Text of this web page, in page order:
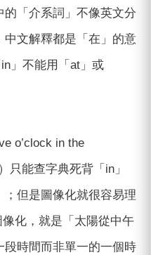
「介系詞」不像英文分
文解釋都是「在」的意
」不能用「at」或
o’clock in the
只能查字典死背「in」
但是圖像化就很容易理
化，就是「太陽從中午
時間而非單一的一個時